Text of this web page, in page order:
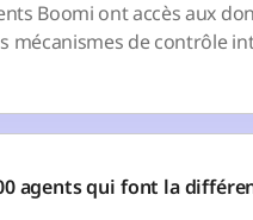
Boomi ont accès aux
mécanismes de contrôle
agents qui font la